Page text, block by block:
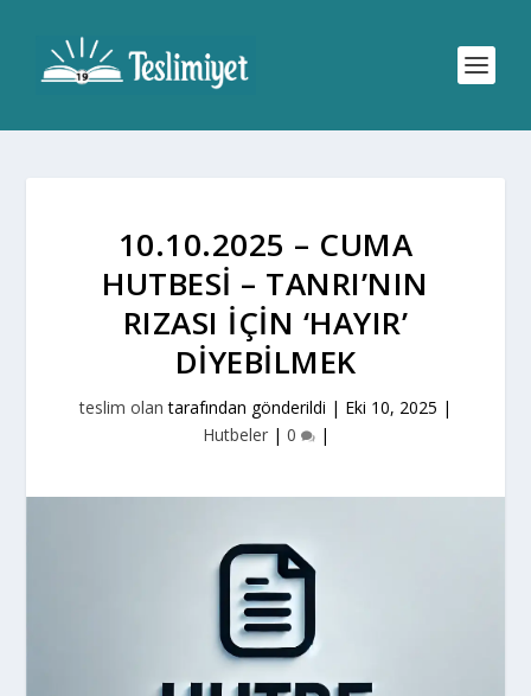
10.10.2025 – CUMA
HUTBESI – TANRI’NIN
RIZASI IÇIN ‘HAYIR’
DIYEBILMEK
teslim olan tarafından gönderildi | Eki 10, 2025 |
Hutbeler| 0 |